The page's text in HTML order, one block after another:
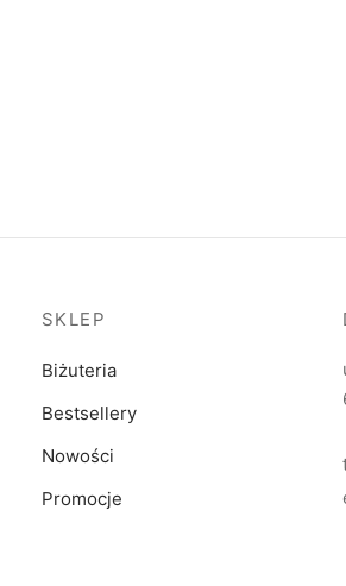
SKLEP
Biżuteria
Bestsellery
Nowości
Promocje